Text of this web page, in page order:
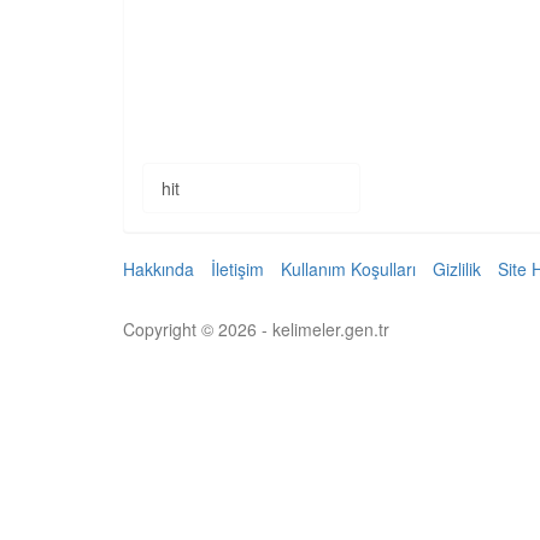
hit
Hakkında İletişim Kullanım Koşulları Gizlilik Site
Copyright © 2026 - kelimeler.gen.tr